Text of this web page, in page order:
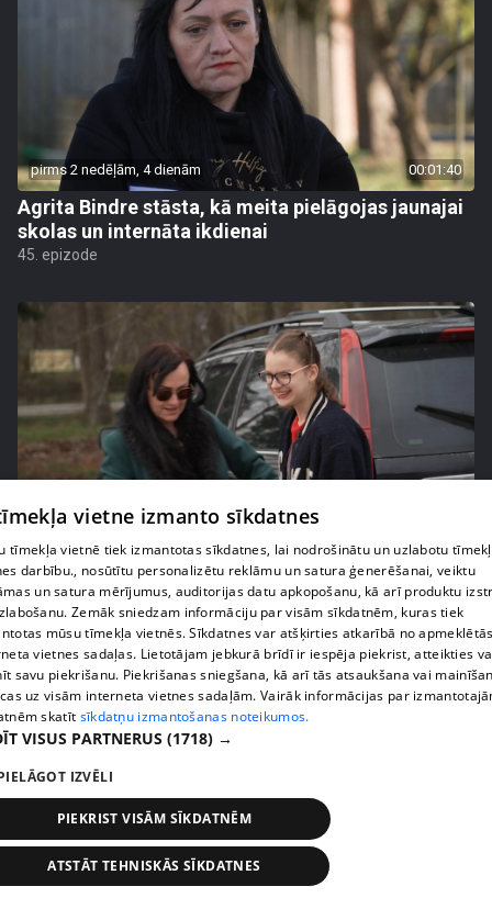
pirms 2 nedēļām, 4 dienām 00:01:40
Agrita Bindre stāsta, kā meita pielāgojas jaunajai
skolas un internāta ikdienai
45. epizode
Bindru ģimenes atvase neslēpj sajūsmu par
ierašanos rehabilitācijas centrā
55. epizode
vietne izmanto sīkdatnes
tīmekļa vietnē tiek izmantotas sīkdatnes, lai nodrošinātu un uzlabotu
darbību., nosūtītu personalizētu reklāmu un satura ģenerēšanai, veiktu
un satura mērījumus, auditorijas datu apkopošanu, kā arī produktu
Zemāk sniedzam informāciju par visām sīkdatnēm, kuras tiek
mūsu tīmekļa vietnēs. Sīkdatnes var atšķirties atkarībā no
vietnes sadaļas. Lietotājam jebkurā brīdī ir iespēja piekrist, atteikties
savu piekrišanu. Piekrišanas sniegšana, kā arī tās atsaukšana vai
uz visām interneta vietnes sadaļām. Vairāk informācijas par
skatīt sīkdatņu izmantošanas noteikumos.
VISUS PARTNERUS (1718) →
IZVĒLI
PIEKRIST VISĀM SĪKDATNĒM
ATSTĀT TEHNISKĀS SĪKDATNES